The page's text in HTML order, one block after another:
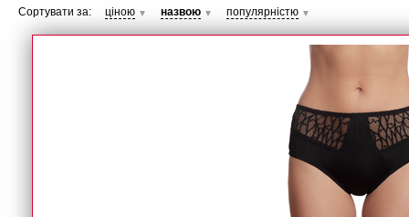
Сортувати за: ціною ▼ назвою ▼ популярністю ▼